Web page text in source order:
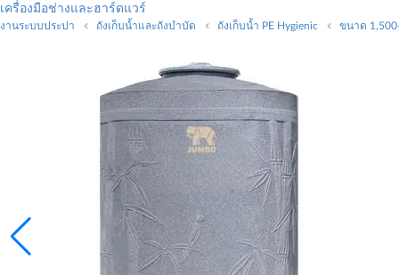
เครื่องมือช่างและฮาร์ดแวร์
งานระบบประปา ถังเก็บน้ำและถังบำบัด ถังเก็บน้ำ PE Hygienic ขนาด